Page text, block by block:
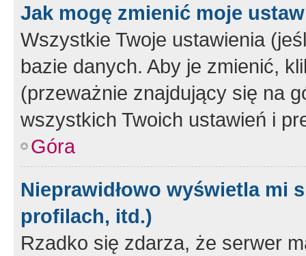
Jak mogę zmienić moje
Wszystkie Twoje ustawienia
bazie danych. Aby je zmienić,
(przeważnie znajdujący się na
wszystkich Twoich ustawień i
Góra
Nieprawidłowo wyświetla mi
profilach, itd.)
Rzadko się zdarza, że serwer